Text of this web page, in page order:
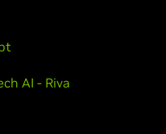
KI-Pipelines und -
AI - Riva